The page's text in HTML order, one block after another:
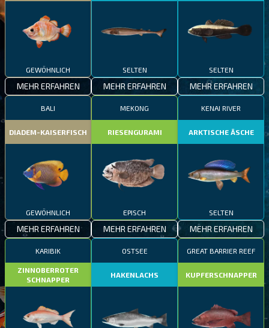
GEWÖHNLICH
MEHR ERFAHREN
SELTEN
MEHR ERFAHREN
SELTEN
MEHR ERFAHREN
BALI
DIADEM-KAISERFISCH
GEWÖHNLICH
MEHR ERFAHREN
MEKONG
RIESENGURAMI
EPISCH
MEHR ERFAHREN
KENAI RIVER
ARKTISCHE ÄSCHE
SELTEN
MEHR ERFAHREN
KARIBIK
ZINNOBERROTER
SCHNAPPER
OSTSEE
HAKENLACHS
GREAT BARRIER REEF
KUPFERSCHNAPPER